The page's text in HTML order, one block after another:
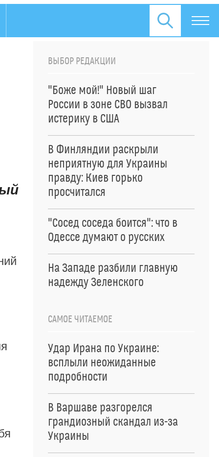
ВЫБОР РЕДАКЦИИ
"Боже мой!" Новый шаг
России в зоне СВО вызвал
истерику в США
В Финляндии раскрыли
неприятную для Украины
правду: Киев горько
просчитался
"Сосед соседа боится": что в
Одессе думают о русских
На Западе разбили главную
надежду Зеленского
САМОЕ ЧИТАЕМОЕ
Удар Ирана по Украине:
всплыли неожиданные
подробности
В Варшаве разгорелся
грандиозный скандал из-за
Украины